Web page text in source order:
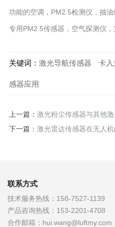
功能的空调，PM2.5检测仪，抽
专用PM2.5传感器，空气探测仪，
关键词： 激光导航传感器 卡
感器应用
上一篇： 激光粉尘传感器与其他
下一篇： 激光雷达传感器在无人机
联系方式
技术服务热线： 158-7527-1139
产品咨询热线： 153-2201-4708
合作邮箱： hui.wang@luftmy.com